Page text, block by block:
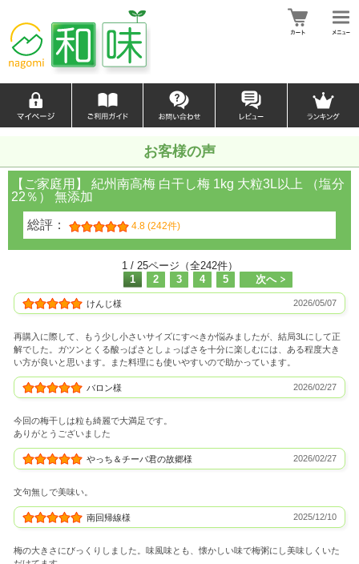
お客様の声
【ご家庭用】 紀州南高梅 白干し梅 1kg 大粒3L以上 （塩分
22％） 無添加
総評： 4.8 (242件)
1 / 25ページ（全242件）
1
2 3 4 5 次へ
けんじ様 2026/05/07
再購入に際して、もう少し小さいサイズにすべきか悩みましたが、結局3Lにして正
解でした。ガツンとくる酸っぱさとしょっぱさを十分に楽しむには、ある程度大き
い方が良いと思います。また料理にも使いやすいので助かっています。
バロン様 2026/02/27
今回の梅干しは粒も綺麗で大満足です。
ありがとうございました
やっち＆チーバ君の故郷様 2026/02/27
文句無しで美味い。
南回帰線様 2025/12/10
梅の大きさにびっくりしました。味風味とも、懐かしい味で梅粥にし美味しくいた